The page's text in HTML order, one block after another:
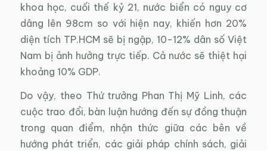
khoa học, cuối thế kỷ 21, nước biển có nguy cơ
dâng lên 98cm so với hiện nay, khiến hơn 20%
diện tích TP.HCM sẽ bị ngập, 10-12% dân số Việt
Nam bị ảnh hưởng trực tiếp. Cả nước sẽ thiệt hại
khoảng 10% GDP.
Do vậy, theo Thứ trưởng Phan Thị Mỹ Linh, các
cuộc trao đổi, bàn luận hướng đến sự đồng thuận
trong quan điểm, nhận thức giữa các bên về
hướng phát triển, các giải pháp chính sách, giải